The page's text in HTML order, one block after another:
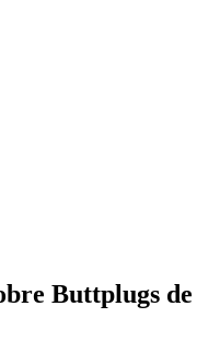
Buttplugs de